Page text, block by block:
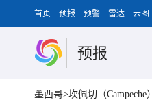
首页 预报 预警 雷达 云图
预报
墨西哥>坎佩切（Campeche）